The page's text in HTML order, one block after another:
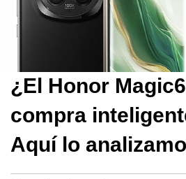
¿El Honor
compra
Aquí lo